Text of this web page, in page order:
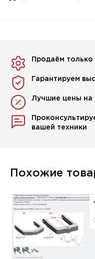
Продаём
Гарантируем
Лучшие цены на
вашей техники
Похожие